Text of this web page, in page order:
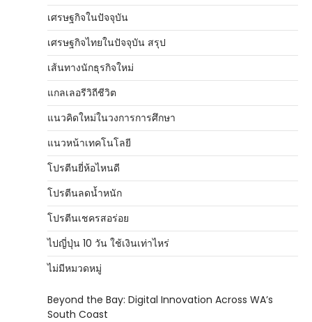
เศรษฐกิจในปัจจุบัน
เศรษฐกิจไทยในปัจจุบัน สรุป
เส้นทางนักธุรกิจใหม่
แกลเลอรีวิถีชีวิต
แนวคิดใหม่ในวงการการศึกษา
แนวหน้าเทคโนโลยี
โปรตีนยี่ห้อไหนดี
โปรตีนลดน้ำหนัก
โปรตีนเชครสอร่อย
ไปญี่ปุ่น 10 วัน ใช้เงินเท่าไหร่
ไม่มีหมวดหมู่
Beyond the Bay: Digital Innovation Across WA’s
South Coast